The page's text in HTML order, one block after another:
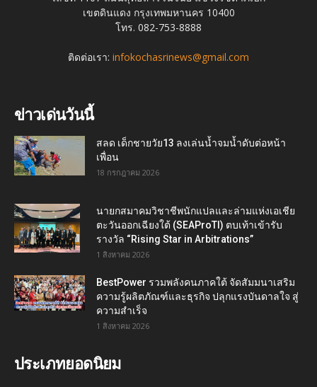
เขตดินแดง กรุงเทพมหานคร 10400
โทร. 082-753-8888
ติดต่อเรา: infokochasrinews@gmail.com
ข่าวเด่นวันนี้
สลด เด็กชายวัย13 ลงเล่นน้ำจมน้ำดับต่อหน้า
เพื่อน
18 กรกฎาคม 2026
นายกสมาคมวิชาชีพนักแปลและล่ามแห่งเอเชีย
ตะวันออกเฉียงใต้ (SEAProTI) ตบเท้าเข้ารับ
รางวัล “Rising Star in Arbitrations”
1 สิงหาคม 2026
BestPower รวมพลังคนภาคใต้ จัดสัมมนาเสริม
ความรู้ผลิตภัณฑ์และธุรกิจ ปลุกแรงบันดาลใจ สู่
ความสำเร็จ
1 สิงหาคม 2026
ประเภทยอดนิยม